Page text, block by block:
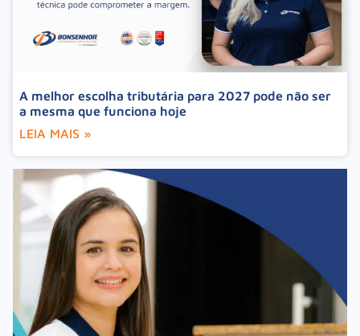
A melhor escolha tributária para 2027 pode não ser
a mesma que funciona hoje
LEIA MAIS »